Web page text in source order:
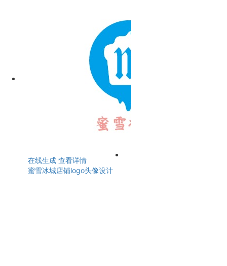
在线生成 查看详情
蜜雪冰城店铺logo头像设计